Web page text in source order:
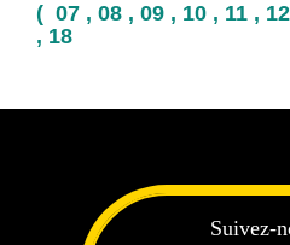
( 07 , 08 , 09 , 10 , 11 ,
, 18
Suivez-